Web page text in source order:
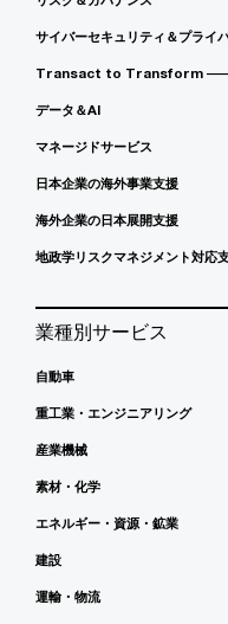
サイバーセキュリティ＆プライ
Transact to Transform
データ＆AI
マネージドサービス
日本企業の海外事業支援
海外企業の日本展開支援
地政学リスクマネジメント対応
業種別サービス
自動車
重工業・エンジニアリング
産業機械
素材・化学
エネルギー・資源・鉱業
建設
運輸・物流